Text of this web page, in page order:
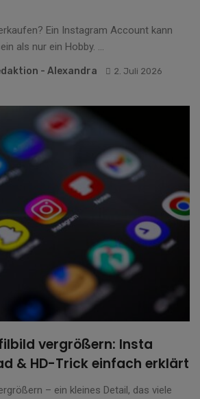
Ein Instagram Account kann
als nur ein Hobby. ...
- Alexandra 2. Juli 2026
vergrößern: Insta
& HD-Trick einfach erklärt
– ein kleines Detail, das viele